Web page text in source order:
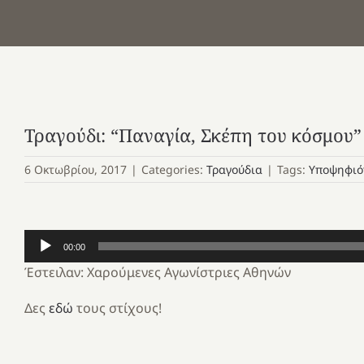
Τραγούδι: “Παναγία, Σκέπη του κόσμου”
6 Οκτωβρίου, 2017 | Categories: Τραγούδια | Tags:
Πρόγραμμα
Αναπαραγωγής
Ήχου
00:00
Έστειλαν: Χαρούμενες Αγωνίστριες Αθηνών
Δες εδώ τους στίχους!